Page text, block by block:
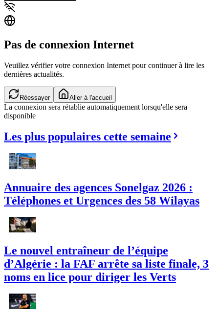
Pas de connexion Internet
Veuillez vérifier votre connexion Internet pour continuer à lire les
dernières actualités.
Réessayer Aller à l'accueil
La connexion sera rétablie automatiquement lorsqu'elle sera
disponible
Les plus populaires cette semaine
Annuaire des agences Sonelgaz 2026 :
Téléphones et Urgences des 58 Wilayas
Le nouvel entraîneur de l’équipe
d’Algérie : la FAF arrête sa liste finale, 3
noms en lice pour diriger les Verts